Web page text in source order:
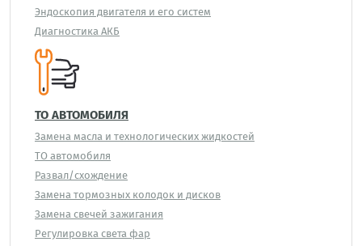
Эндоскопия двигателя и его систем
Диагностика АКБ
ТО АВТОМОБИЛЯ
Замена масла и технологических жидкостей
ТО автомобиля
Развал/схождение
Замена тормозных колодок и дисков
Замена свечей зажигания
Регулировка света фар